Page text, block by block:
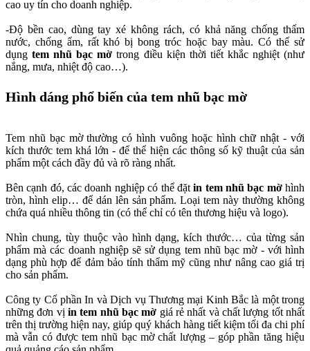
cao uy tín cho doanh nghiệp.
-Độ bền cao, dùng tay xé không rách, có khả năng chống thấm
nước, chống ẩm, rất khó bị bong tróc hoặc bay màu. Có thể sử
dụngtem nhũ bạc mờ trong điều kiện thời tiết khắc nghiệt (như
nắng, mưa, nhiệt độ cao…).
Hình dáng phổ biến của tem nhũ bạc mờ
Tem nhũ bạc mờ thường có hình vuông hoặc hình chữ nhật - với
kích thước tem khá lớn - để thể hiện các thông số kỹ thuật của sản
phẩm một cách đầy đủ và rõ ràng nhất.
Bên cạnh đó, các doanh nghiệp có thể đặtin tem nhũ bạc mờhình
tròn, hình elip… để dán lên sản phẩm. Loại tem này thường không
chứa quá nhiều thông tin (có thể chỉ có tên thương hiệu và logo).
Nhìn chung, tùy thuộc vào hình dạng, kích thước… của từng sản
phẩm mà các doanh nghiệp sẽ sử dụng tem nhũ bạc mờ - với hình
dạng phù hợp để đảm bảo tính thẩm mỹ cũng như nâng cao giá trị
cho sản phẩm.
Công ty Cổ phần In và Dịch vụ Thương mại Kinh Bắc là một trong
những đơn vị in tem nhũ bạc mờ giá rẻ nhất và chất lượng tốt nhất
trên thị trường hiện nay, giúp quý khách hàng tiết kiệm tối đa chi phí
mà vẫn có được tem nhũ bạc mờ chất lượng – góp phần tăng hiệu